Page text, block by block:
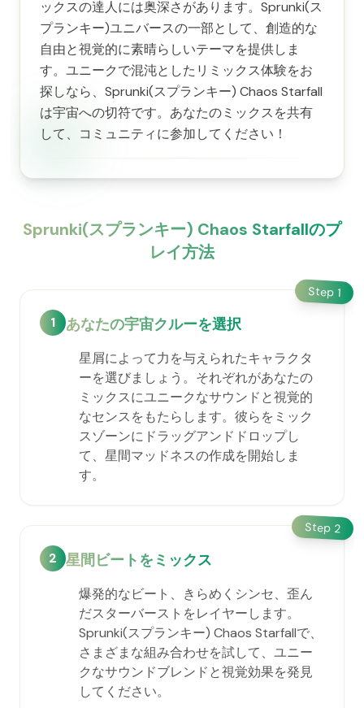
ックスの達人には奥深さがあります。Sprunki(ス
プランキー)ユニバースの一部として、創造的な
自由と視覚的に素晴らしいテーマを提供しま
す。ユニークで混沌としたリミックス体験をお
探しなら、Sprunki(スプランキー) Chaos Starfall
は宇宙への切符です。あなたのミックスを共有
して、コミュニティに参加してください！
Sprunki(スプランキー) Chaos Starfallのプ
レイ方法
Step 1
1 あなたの宇宙クルーを選択
星屑によって力を与えられたキャラクタ
ーを選びましょう。それぞれがあなたの
ミックスにユニークなサウンドと視覚的
なセンスをもたらします。彼らをミック
スゾーンにドラッグアンドドロップし
て、星間マッドネスの作成を開始しま
す。
Step 2
2 星間ビートをミックス
爆発的なビート、きらめくシンセ、歪ん
だスターバーストをレイヤーします。
Sprunki(スプランキー) Chaos Starfallで、
さまざまな組み合わせを試して、ユニー
クなサウンドブレンドと視覚効果を発見
してください。